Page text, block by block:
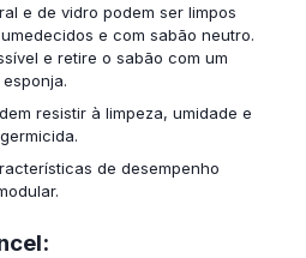
e de vidro podem ser limpos
e com sabão neutro.
e retire o sabão com um
resistir à limpeza, umidade e
de desempenho